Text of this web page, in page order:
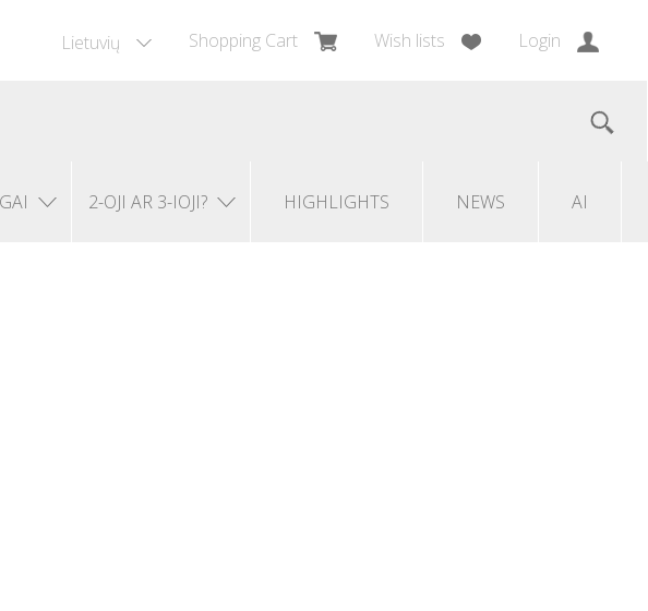
Lietuvių Shopping Cart Wish lists Login
2-OJI AR 3-IOJI? HIGHLIGHTS NEWS AI